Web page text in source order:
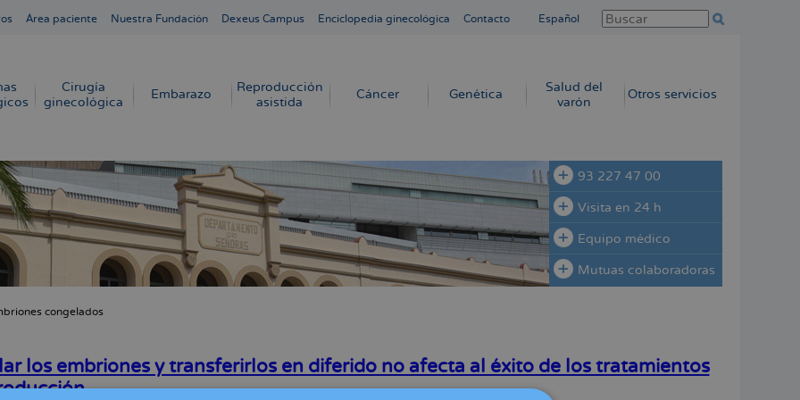
Área paciente Nuestra Fundación Dexeus Campus Enciclopedia ginecológica Contacto Español
Cirugía
ginecológica
Embarazo
Reproducción
asistida
Cáncer Genética
Salud del
varón
Otros servicios
93 227 47 00
Visita en 24 h
Equipo médico
Mutuas colaboradoras
congelados
los embriones y transferirlos en diferido no afecta al éxito de los tratamientos